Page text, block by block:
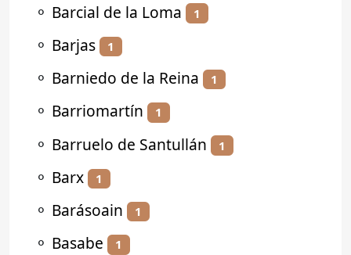
⚬ Barcial de la Loma 1
⚬ Barjas 1
⚬ Barniedo de la Reina 1
⚬ Barriomartín 1
⚬ Barruelo de Santullán 1
⚬ Barx 1
⚬ Barásoain 1
⚬ Basabe 1